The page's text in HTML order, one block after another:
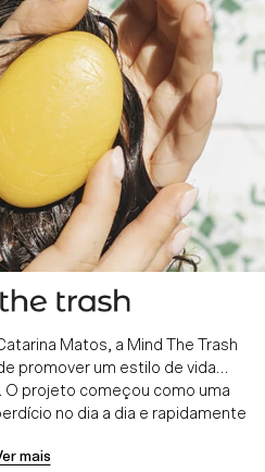
Matos, a Mind The Trash
promover um estilo de vida
projeto começou como uma
no dia a dia e rapidamente
responsáveis no consumo.
mais